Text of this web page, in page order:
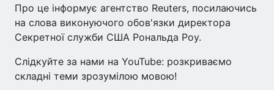
Про це інформує агентство Reuters, посилаючись
на слова виконуючого обов'язки директора
Секретної служби США Рональда Роу.
Слідкуйте за нами на YouTube: розкриваємо
складні теми зрозумілою мовою!